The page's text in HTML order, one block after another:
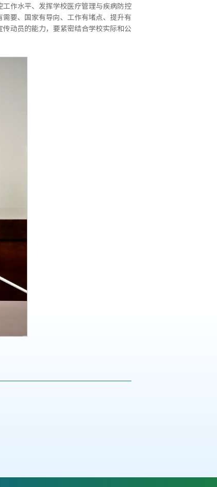
作水平、发挥学校医疗管理与疾病防控
要、国家有导向、工作有堵点、提升有
动员的能力，要紧密结合学校实际和公